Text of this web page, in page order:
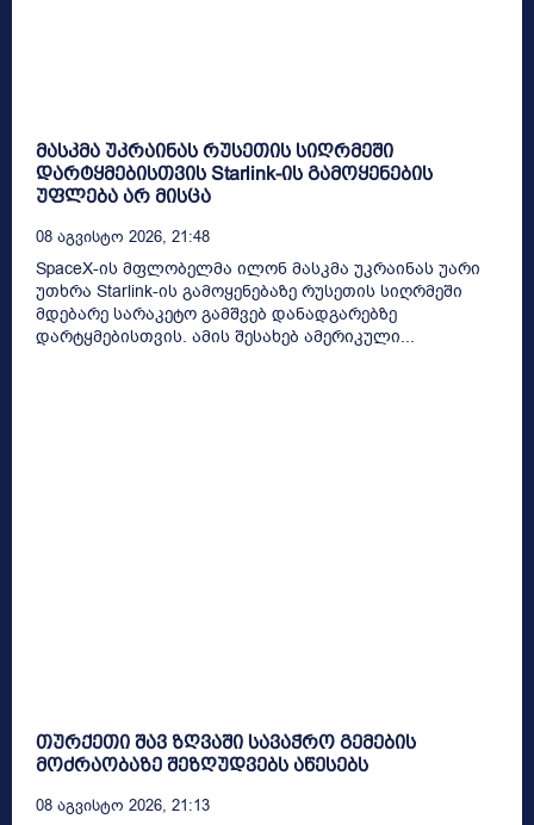
მასკმა უკრაინას რუსეთის სიღრმეში
დარტყმებისთვის Starlink-ის გამოყენების
უფლება არ მისცა
08 Აგვისტო 2026, 21:48
SpaceX-ის მფლობელმა ილონ მასკმა უკრაინას უარი
უთხრა Starlink-ის გამოყენებაზე რუსეთის სიღრმეში
მდებარე სარაკეტო გამშვებ დანადგარებზე
დარტყმებისთვის. ამის შესახებ ამერიკული...
თურქეთი შავ ზღვაში სავაჭრო გემების
მოძრაობაზე შეზღუდვებს აწესებს
08 Აგვისტო 2026, 21:13